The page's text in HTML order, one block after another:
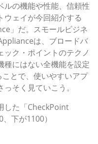
の機能や性能、信頼性
ウェイが今回紹介する
」だ。スモールビジネ
は、ブロードバ
ック・ポイントのテクノ
種にはない全機能を設定
とで、使いやすいアプ
そく見ていこう。
した「CheckPoint
下が1100）